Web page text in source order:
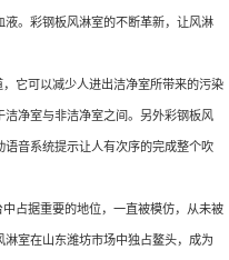
。彩钢板风淋室的不断革新，让风淋
它可以减少人进出洁净室所带来的污染
净室与非洁净室之间。另外彩钢板风
音系统提示让人有次序的完成整个吹
占据重要的地位，一直被模仿，从未被
室在山东潍坊市场中独占鳌头，成为